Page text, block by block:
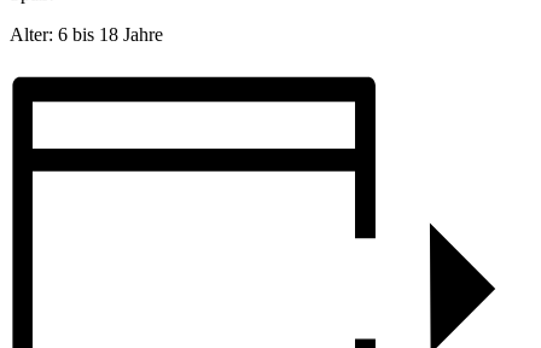
Alter: 6 bis 18 Jahre